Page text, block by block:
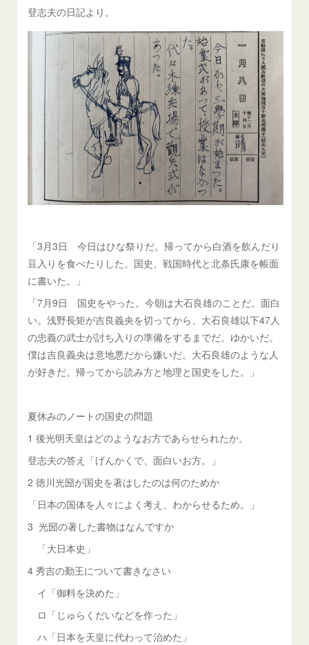
登志夫の日記より。
「3月3日 今日はひな祭りだ。帰ってから白酒を飲んだり
豆入りを食べたりした。国史、戦国時代と北条氏康を帳面
に書いた。」
「7月9日 国史をやった。今朝は大石良雄のことだ。面白
い。浅野長矩が吉良義央を切ってから、大石良雄以下47人
の忠義の武士が討ち入りの準備をするまでだ。ゆかいだ。
僕は吉良義央は意地悪だから嫌いだ。大石良雄のような人
が好きだ。帰ってから読み方と地理と国史をした。」
夏休みのノートの国史の問題
1 後光明天皇はどのようなお方であらせられたか。
登志夫の答え「げんかくで、面白いお方。」
2 徳川光圀が国史を著はしたのは何のためか
「日本の国体を人々によく考え、わからせるため。」
3 光圀の著した書物はなんですか
「大日本史」
4 秀吉の勤王について書きなさい
イ「御料を決めた」
ロ「じゅらくだいなどを作った」
ハ「日本を天皇に代わって治めた」